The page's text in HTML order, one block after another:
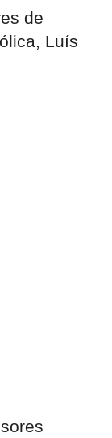
de
Luís